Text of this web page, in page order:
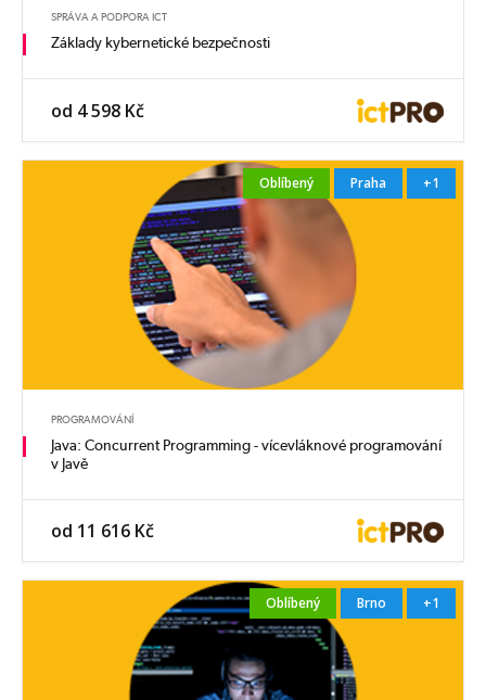
SPRÁVA A PODPORA ICT
Základy kybernetické bezpečnosti
od 4 598 Kč
Oblíbený Praha +1
PROGRAMOVÁNÍ
Java: Concurrent Programming - vícevláknové programování
v Javě
od 11 616 Kč
Oblíbený Brno +1